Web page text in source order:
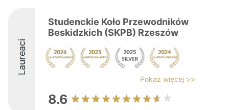
Laureaci
Studenckie Koło Przewodników
Beskidzkich (SKPB) Rzeszów
Pokaż więcej >>
8.6